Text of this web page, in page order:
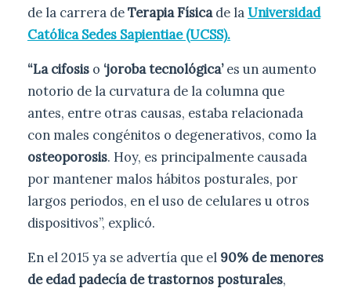
de la carrera deTerapia Físicade laUniversidad
Católica Sedes Sapientiae (UCSS).
“La cifosis o ‘joroba tecnológica’es un aumento
notorio de la curvatura de la columna que
antes, entre otras causas, estaba relacionada
con males congénitos o degenerativos, como la
osteoporosis. Hoy, es principalmente causada
por mantener malos hábitos posturales, por
largos periodos, en el uso de celulares u otros
dispositivos”, explicó.
En el 2015 ya se advertía que el 90% de menores
de edad padecía de trastornos posturales,